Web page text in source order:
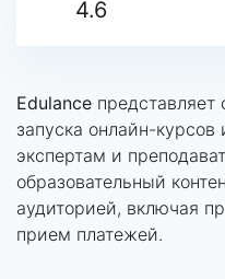
4.6
Edulance представляет
запуска онлайн-курсов
экспертам и
образовательный
аудиторией, включая
прием платежей.